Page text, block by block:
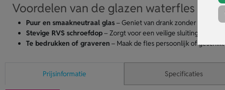
Voordelen van de glazen waterfles
Puur en smaakneutraal glas– Geniet van drank zonder
Stevige RVS schroefdop– Zorgt voor een veilige sluiting en een
Te bedrukken of graveren– Maak de fles persoonlijk of
Prijsinformatie Specificaties